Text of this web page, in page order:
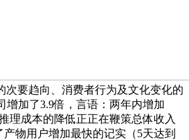
次要趋向、消费者行为及文化变化的
增加了3.9倍，言语：两年内增加
理成本的降低正正在鞭策总体收入
产物用户增加最快的记实（5天达到